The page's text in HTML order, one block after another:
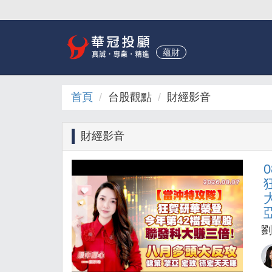
蘊財
首頁 台股觀點 財經影音
財經影音